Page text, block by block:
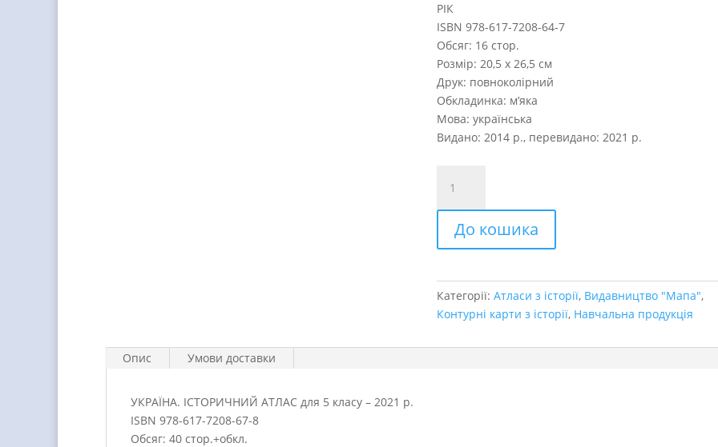
РІК
ISBN 978-617-7208-64-7
Обсяг: 16 стор.
Розмір: 20,5 х 26,5 см
Друк: повноколірний
Обкладинка: м’яка
Мова: українська
Видано: 2014 р., перевидано: 2021 р.
України
5
клас
+
карти
quantity
До кошика
Категорії:Атласи з історії, Видавництво "Мапа",
Контурні карти з історії, Навчальна продукція
Опис Умови доставки
УКРАЇНА. ІСТОРИЧНИЙ АТЛАС для 5 класу – 2021 р.
ISBN 978-617-7208-67-8
Обсяг: 40 стор.+обкл.